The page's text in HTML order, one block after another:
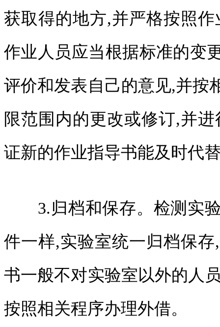
获取得的地方,并严格按照
作业人员应当根据标准的变
评价和发表自己的意见,并按
限范围内的更改或修订,并
证新的作业指导书能及时代
3.归档和保存。检测实验
件一样,实验室统一归档保
书一般不对实验室以外的人
按照相关程序办理外借。